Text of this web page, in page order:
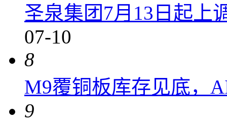
圣泉集团7月13日起上
07-10
8
M9覆铜板库存见底，
9